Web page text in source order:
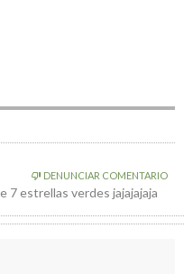
DENUNCIAR COMENTARIO
7 estrellas verdes jajajajaja